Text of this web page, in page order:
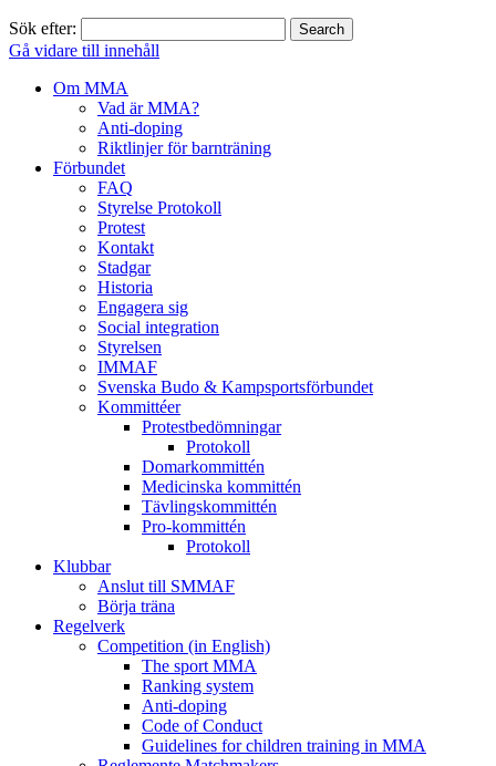
Sök efter:
Gå vidare till innehåll
Om MMA
Vad är MMA?
Anti-doping
Riktlinjer för barnträning
Förbundet
FAQ
Styrelse Protokoll
Protest
Kontakt
Stadgar
Historia
Engagera sig
Social integration
Styrelsen
IMMAF
Svenska Budo & Kampsportsförbundet
Kommittéer
Protestbedömningar
Protokoll
Domarkommittén
Medicinska kommittén
Tävlingskommittén
Pro-kommittén
Protokoll
Klubbar
Anslut till SMMAF
Börja träna
Regelverk
Competition (in English)
The sport MMA
Ranking system
Anti-doping
Code of Conduct
Guidelines for children training in MMA